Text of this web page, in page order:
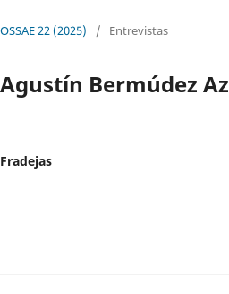
22 (2025) / Entrevistas
Bermúdez